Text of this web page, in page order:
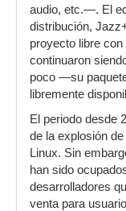
audio, etc.—. El
distribución,
proyecto libre
continuaron
poco —su
libremente
El periodo desde
de la explosión
Linux. Sin
han sido
desarrolladores
venta para